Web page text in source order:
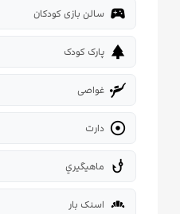
sports_esports سالن بازی کودکان
park پارک کودک
scuba_diving غواصی
 دارت
 ماهيگيري
bakery_dining اسنک بار